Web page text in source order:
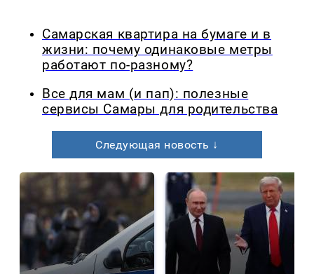
Самарская квартира на бумаге и в
жизни: почему одинаковые метры
работают по-разному?
Все для мам (и пап): полезные
сервисы Самары для родительства
Следующая новость ↓